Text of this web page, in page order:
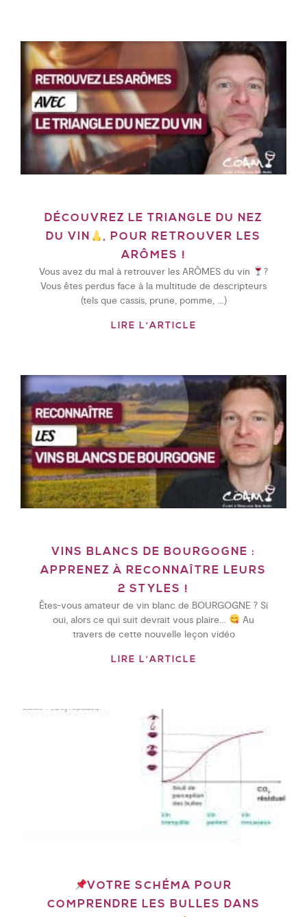
DÉCOUVREZ LE TRIANGLE DU NEZ
DU VIN
, POUR RETROUVER LES
ARÔMES !
Vous avez du mal à retrouver les ARÔMES du vin
?
Vous êtes perdus face à la multitude de descripteurs
(tels que cassis, prune, pomme, …)
LIRE L'ARTICLE
VINS BLANCS DE BOURGOGNE :
APPRENEZ À RECONNAÎTRE LEURS
2 STYLES !
Êtes-vous amateur de vin blanc de BOURGOGNE ? Si
oui, alors ce qui suit devrait vous plaire…
Au
travers de cette nouvelle leçon vidéo
LIRE L'ARTICLE
VOTRE SCHÉMA POUR
COMPRENDRE LES BULLES DANS